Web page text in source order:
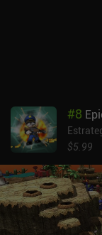
fluidez en la#8
$5.99